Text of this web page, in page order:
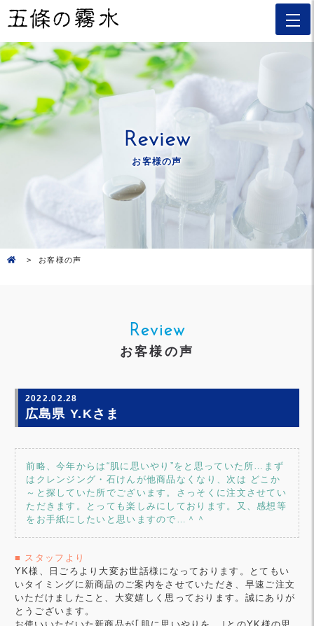
Review
お客様の声
お客様の声
Review
お客様の声
2022.02.28
広島県 Y.Kさま
前略、今年からは“肌に思いやり”をと思っていた所…まず
はクレンジング・石けんが他商品なくなり、次は どこか
～と探していた所でございます。さっそくに注文させてい
ただきます。とっても楽しみにしております。又、感想等
をお手紙にしたいと思いますので…＾＾
■ スタッフより
YK様、日ごろより大変お世話様になっております。とてもい
いタイミングに新商品のご案内をさせていただき、早速ご注文
いただけましたこと、大変嬉しく思っております。誠にありが
とうございます。